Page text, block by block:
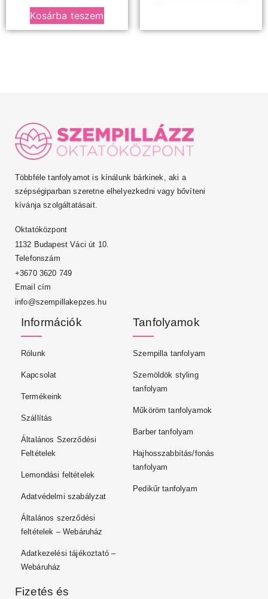
Kosárba teszem
Többféle tanfolyamot is kínálunk bárkinek, aki a
szépségiparban szeretne elhelyezkedni vagy bővíteni
kívánja szolgáltatásait.
Oktatóközpont
1132 Budapest Váci út 10.
Telefonszám
+3670 3620 749
Email cím
info@szempillakepzes.hu
Információk
Rólunk
Kapcsolat
Termékeink
Szállítás
Általános Szerződési
Feltételek
Lemondási feltételek
Adatvédelmi szabályzat
Általános szerződési
feltételek – Webáruház
Adatkezelési tájékoztató –
Webáruház
Tanfolyamok
Szempilla tanfolyam
Szemöldök styling
tanfolyam
Műköröm tanfolyamok
Barber tanfolyam
Hajhosszabbítás/fonás
tanfolyam
Pedikűr tanfolyam
Fizetés és